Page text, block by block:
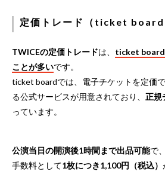
定価トレード（ticket board
TWICEの定価トレードは、 ticket board
ことが多いです。
ticket boardでは、電子チケットを定価
る公式サービスが用意されており、 正規
っています。
公演当日の開演後1時間まで出品可能で
手数料として1枚につき1,100円（税込）